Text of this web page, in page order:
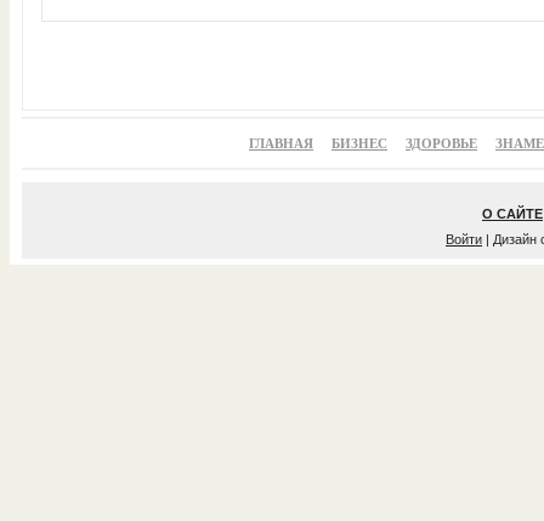
ГЛАВНАЯ БИЗНЕС ЗДОРОВЬЕ
О САЙТЕ
Войти | Дизайн